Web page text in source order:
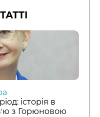
історія в
з Горюновою